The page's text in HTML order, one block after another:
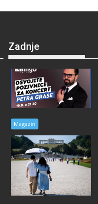
Zadnje
Magazin